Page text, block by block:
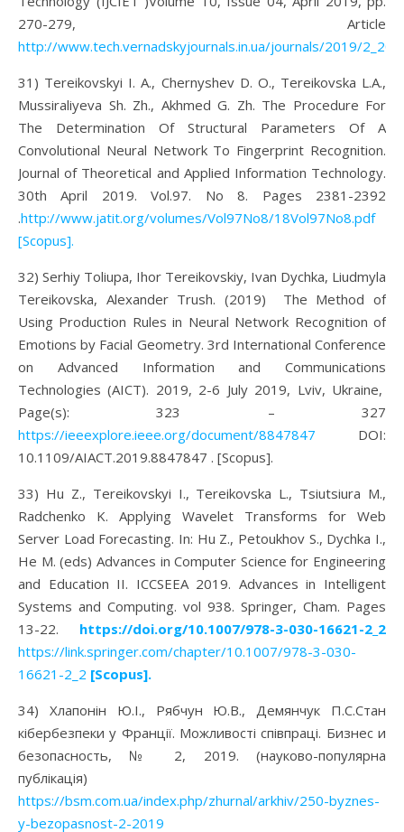
270-279, Article
http://www.tech.vernadskyjournals.in.ua/journals/2019/
31) Tereikovskyi I. A., Chernyshev D. O., Tereikovska L.A.,
Mussiraliyeva Sh. Zh., Akhmed G. Zh. The Procedure For
The Determination Of Structural Parameters Of A
Convolutional Neural Network To Fingerprint Recognition.
Journal of Theoretical and Applied Information Technology.
30th April 2019. Vol.97. No 8. Pages 2381-2392
.http://www.jatit.org/volumes/Vol97No8/18Vol97No8.pdf
[Scopus].
32) Serhiy Toliupa, Ihor Tereikovskiy, Ivan Dychka, Liudmyla
Tereikovska, Alexander Trush. (2019) The Method of
Using Production Rules in Neural Network Recognition of
Emotions by Facial Geometry. 3rd International Conference
on Advanced Information and Communications
Technologies (AICT). 2019, 2-6 July 2019, Lviv, Ukraine,
Page(s): 323 – 327
https://ieeexplore.ieee.org/document/8847847 DOI:
10.1109/AIACT.2019.8847847 . [Scopus].
33) Hu Z., Tereikovskyi I., Tereikovska L., Tsiutsiura M.,
Radchenko K. Аpplying Wavelet Transforms for Web
Server Load Forecasting. In: Hu Z., Petoukhov S., Dychka I.,
He M. (eds) Advances in Computer Science for Engineering
and Education II. ICCSEEA 2019. Advances in Intelligent
Systems and Computing. vol 938. Springer, Cham. Pages
13-22. https://doi.org/10.1007/978-3-030-16621-2_2
https://link.springer.com/chapter/10.1007/978-3-030-
16621-2_2 [Scopus].
34) Хлапонін Ю.І., Рябчун Ю.В., Демянчук П.С.Стан
кібербезпеки у Франції. Можливості співпраці. Бизнес и
безопасность, № 2, 2019. (науково-популярна
публікація)
https://bsm.com.ua/index.php/zhurnal/arkhiv/250-byznes-
y-bezopasnost-2-2019